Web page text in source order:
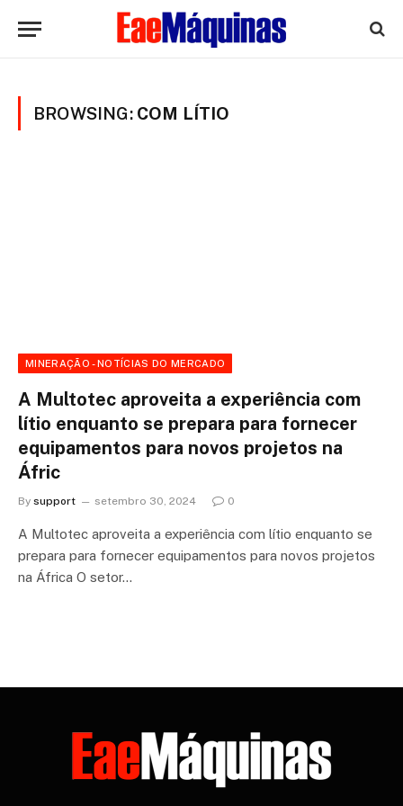
BROWSING: COM LÍTIO
MINERAÇÃO - NOTÍCIAS DO MERCADO
A Multotec aproveita a experiência com
lítio enquanto se prepara para fornecer
equipamentos para novos projetos na
Áfric
By support setembro 30, 2024 0
A Multotec aproveita a experiência com lítio enquanto se
prepara para fornecer equipamentos para novos projetos
na África O setor…